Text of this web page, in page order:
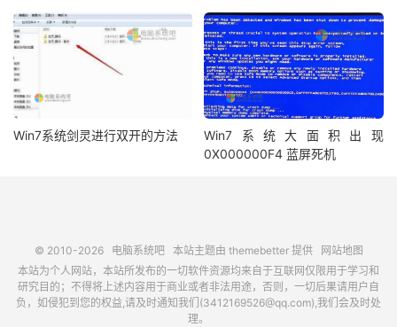
Win7系统剑灵进行双开的方法
Win7系统大面积出现
0X000000F4 蓝屏死机
© 2010-2026 电脑系统吧本站主题由 themebetter提供
网站地图
本站为个人网站，本站所发布的一切软件资源均来自于互联网仅限用于学习和
研究目的；不得将上述内容用于商业或者非法用途，否则，一切后果请用户自
负，如侵犯到您的权益,请及时通知我们(3412169526@qq.com),我们会及时处
理。